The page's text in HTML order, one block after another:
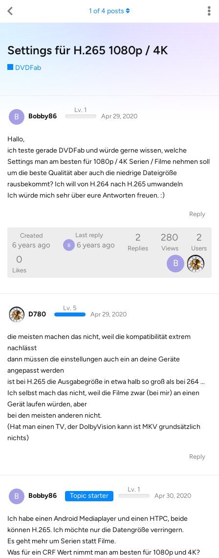
Settings für H.265 1080p / 4K
DVDFab
1 of4 posts
B Bobby86
Lv. 1
Apr 29, 2020
Hallo,
ich teste gerade DVDFab und würde gerne wissen, welche
Settings man am besten für 1080p / 4K Serien / Filme nehmen soll
um die beste Qualität aber auch die niedrige Dateigröße
rausbekommt? Ich will von H.264 nach H.265 umwandeln
Ich würde mich sehr über eure Antworten freuen. :)
Reply
Created
6 years ago
Last reply
B 6 years ago
2
Replies
280
Views
2
Users
0
Likes
B
D780
Lv. 5
Apr 29, 2020
die meisten machen das nicht, weil die kompatibilität extrem
nachlässt
dann müssen die einstellungen auch ein an deine Geräte
angepasst werden
ist bei H.265 die Ausgabegröße in etwa halb so groß als bei 264 ...
Ich selbst mach das nicht, weil die Filme zwar (bei mir) an einen
Gerät laufen würden, aber
bei den meisten anderen nicht.
(Hat man einen TV, der DolbyVision kann ist MKV grundsätzlich
nichts)
Reply
B Bobby86 Topic starter
Lv. 1
Apr 30, 2020
Ich habe einen Android Mediaplayer und einen HTPC, beide
können H.265. Ich möchte nur die Datengröße verringern.
Es geht mehr um Serien statt Filme.
Was für ein CRF Wert nimmt man am besten für 1080p und 4K?